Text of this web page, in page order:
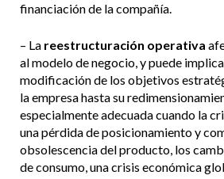
financiación de la compañía.
– La reestructuración operativa
al modelo de negocio, y puede
modificación de los objetivos
la empresa hasta su
especialmente adecuada cuando la
una pérdida de posicionamiento y
obsolescencia del producto, los
de consumo, una crisis económica